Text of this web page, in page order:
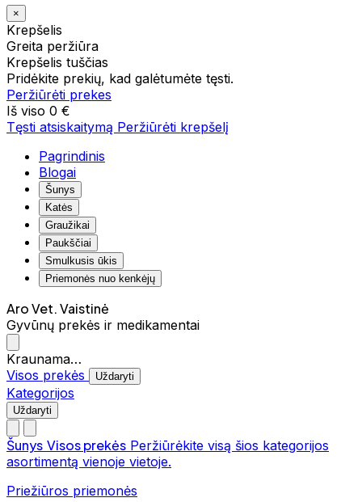
×
Krepšelis
Greita peržiūra
Krepšelis tuščias
Pridėkite prekių, kad galėtumėte tęsti.
Peržiūrėti prekes
Iš viso 0 €
Tęsti atsiskaitymą Peržiūrėti krepšelį
Pagrindinis
Blogai
Šunys
Katės
Graužikai
Paukščiai
Smulkusis ūkis
Priemonės nuo kenkėjų
Aro Vet. Vaistinė
Gyvūnų prekės ir medikamentai
Kraunama…
Visos prekės
Uždaryti
Kategorijos
Uždaryti
Šunys Visos prekės Peržiūrėkite visą šios kategorijos
asortimentą vienoje vietoje.
Priežiūros priemonės